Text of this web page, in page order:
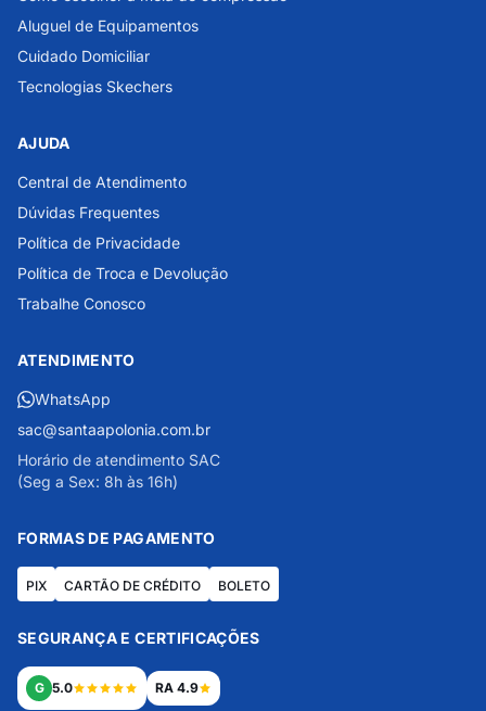
Aluguel de Equipamentos
Cuidado Domiciliar
Tecnologias Skechers
AJUDA
Central de Atendimento
Dúvidas Frequentes
Política de Privacidade
Política de Troca e Devolução
Trabalhe Conosco
ATENDIMENTO
WhatsApp
sac@santaapolonia.com.br
Horário de atendimento SAC
(Seg a Sex: 8h às 16h)
FORMAS DE PAGAMENTO
PIX CARTÃO DE CRÉDITO BOLETO
SEGURANÇA E CERTIFICAÇÕES
G 5.0 RA 4.9